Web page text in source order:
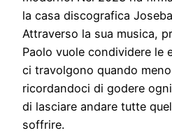
la casa discografica
Attraverso la sua musica,
Paolo vuole condividere le
ci travolgono quando
ricordandoci di godere
di lasciare andare tutte
soffrire.